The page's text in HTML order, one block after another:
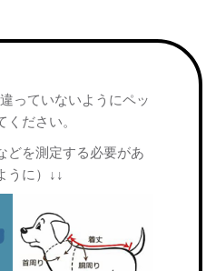
っていないようにペッ
ださい。
どを測定する必要があ
うに）↓↓